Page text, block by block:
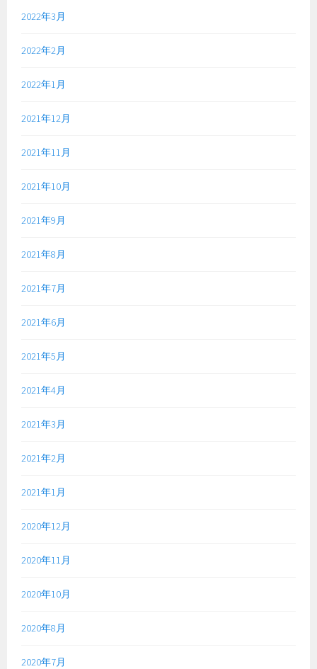
2022年3月
2022年2月
2022年1月
2021年12月
2021年11月
2021年10月
2021年9月
2021年8月
2021年7月
2021年6月
2021年5月
2021年4月
2021年3月
2021年2月
2021年1月
2020年12月
2020年11月
2020年10月
2020年8月
2020年7月